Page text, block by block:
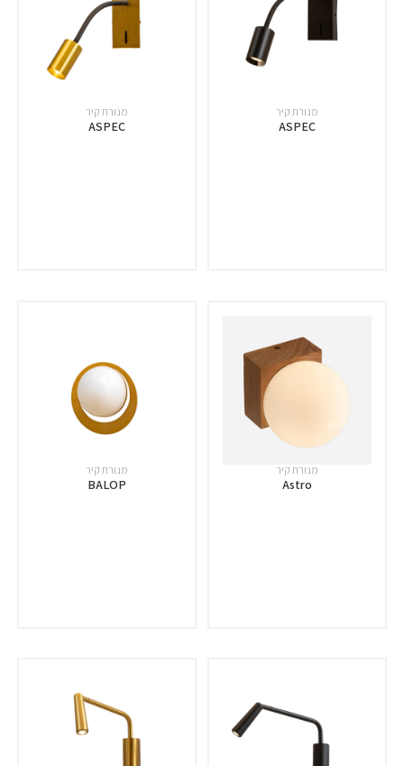
מנורת קיר
ASPEC
מנורת קיר
ASPEC
מנורת קיר
Astro
מנורת קיר
BALOP